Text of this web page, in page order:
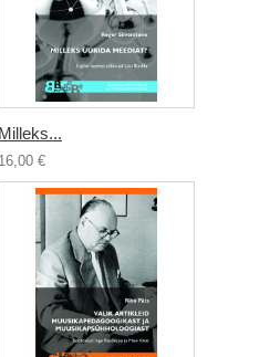
Milleks...
16,00 €